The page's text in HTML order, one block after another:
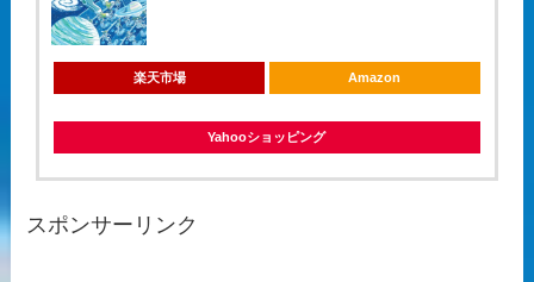
楽天市場 Amazon
Yahooショッピング
スポンサーリンク